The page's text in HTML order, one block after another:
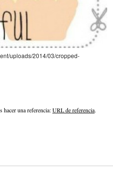
uploads/2014/03/cropped-
hacer una referencia:URL de referencia.